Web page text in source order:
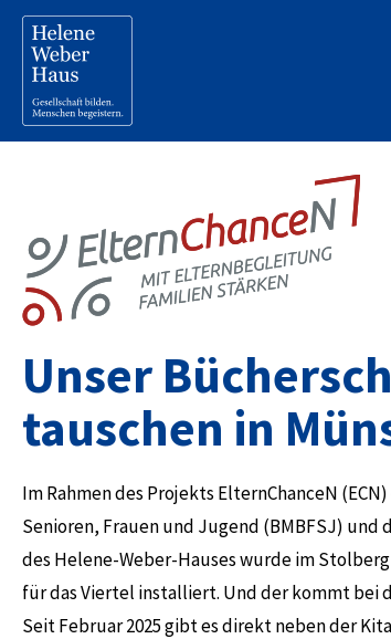
Unser
tauschen in
Im Rahmen des Projekts ElternChanceN
Senioren, Frauen und Jugend (BMBFSJ) und
des Helene-Weber-Hauses wurde im
für das Viertel installiert. Und der kommt bei
Seit Februar 2025 gibt es direkt neben der